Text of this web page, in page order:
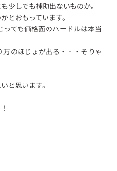
少しでも補助出ないものか。
とおもっています。
ても価格面のハードルは本当
のほじょが出る・・・そりゃ
と思います。